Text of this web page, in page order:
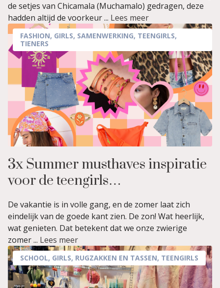
de setjes van Chicamala (Muchamalo) gedragen, deze
hadden altijd de voorkeur ... Lees meer
FASHION, GIRLS, SAMENWERKING, TEENGIRLS,
TIENERS
3x Summer musthaves inspiratie
voor de teengirls…
De vakantie is in volle gang, en de zomer laat zich
eindelijk van de goede kant zien. De zon! Wat heerlijk,
wat genieten. Dat betekent dat we onze zwierige
zomer ... Lees meer
SCHOOL, GIRLS, RUGZAKKEN EN TASSEN, TEENGIRLS